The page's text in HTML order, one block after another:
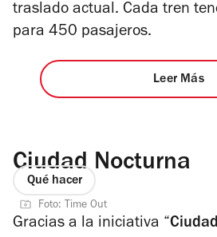
traslado actual. Cada tren
para 450 pasajeros.
Leer Más
Ciudad Nocturna
Qué hacer
Foto: Time Out
Gracias a la iniciativa “